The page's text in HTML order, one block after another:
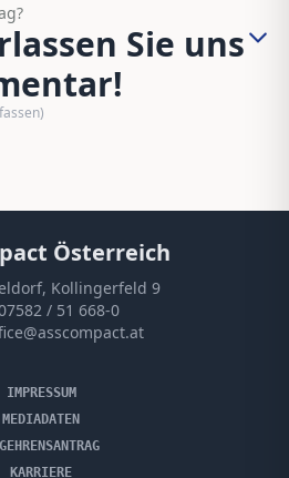
Sie uns
Österreich
Kollingerfeld 9
/ 51 668-0
IMPRESSUM
MEDIADATEN
KARRIERE